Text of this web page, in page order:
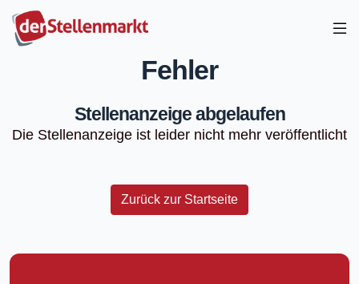
Fehler
Stellenanzeige abgelaufen
Die Stellenanzeige ist leider nicht mehr veröffentlicht
Zurück zur Startseite